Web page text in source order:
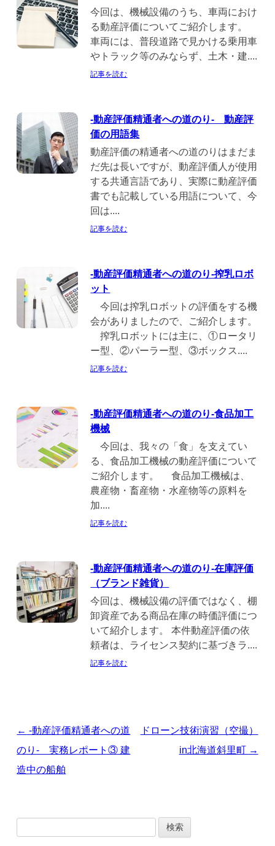
今回は、機械設備のうち、車両におけ
る動産評価についてご紹介します。
車両には、普段道路で見かける乗用車
やトラック等のみならず、土木・建....
記事を読む
-動産評価精通者への道のり- 動産評
価の用語集
動産評価の精通者への道のりはまだま
だ先は長いですが、動産評価人が使用
する共通言語であり、実際に動産評価
書でも記載している用語について、今
回は....
記事を読む
-動産評価精通者への道のり-搾乳ロボ
ット
今回は搾乳ロボットの評価をする機
会がありましたので、ご紹介します。
搾乳ロボットには主に、①ロータリ
ー型、②パーラー型、③ボックス....
記事を読む
-動産評価精通者への道のり-食品加工
機械
今回は、我々の「食」を支えてい
る、食品加工機械の動産評価について
ご紹介します。 食品加工機械は、
農産物・畜産物・水産物等の原料を
加....
記事を読む
-動産評価精通者への道のり-在庫評価
（ブランド雑貨）
今回は、機械設備の評価ではなく、棚
卸資産である商品在庫の時価評価につ
いて紹介します。 本件動産評価の依
頼者は、ライセンス契約に基づきラ....
記事を読む
投
稿
ナ
← -動産評価精通者への道
のり- 実務レポート③ 建
造中の船舶
ドローン技術演習（空撮）
in北海道斜里町 →
検
索